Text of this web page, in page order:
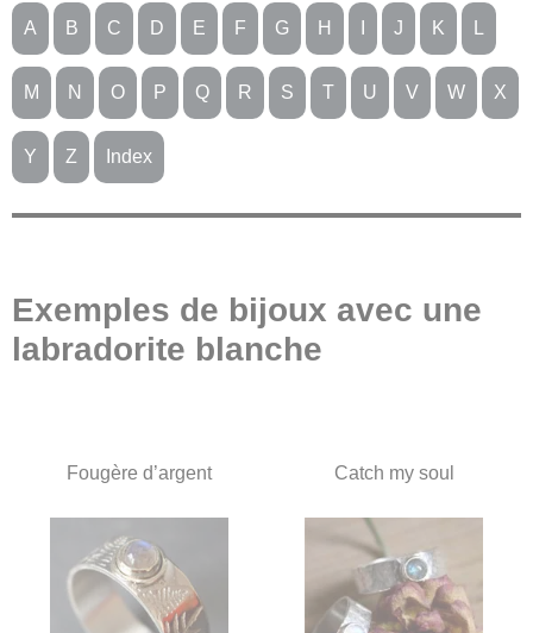
A B C D E F G H J K
M N O P Q R S T U V W X
Y Z Index
Exemples de bijoux avec une
labradorite blanche
Fougère d’argent Catch my soul